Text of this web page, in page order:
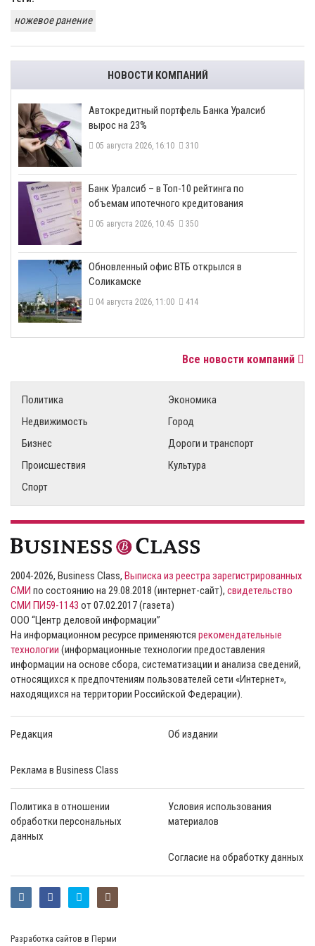
ножевое ранение
НОВОСТИ КОМПАНИЙ
​Автокредитный портфель Банка Уралсиб
вырос на 23%
05 августа 2026, 16:10 310
​Банк Уралсиб – в Топ-10 рейтинга по
объемам ипотечного кредитования
05 августа 2026, 10:45 350
​Обновленный офис ВТБ открылся в
Соликамске
04 августа 2026, 11:00 414
Все новости компаний
Политика
Экономика
Недвижимость
Город
Бизнес
Дороги и транспорт
Происшествия
Культура
Спорт
2004-2026, Business Class, Выписка из реестра зарегистрированных
СМИ по состоянию на 29.08.2018 (интернет-сайт), свидетельство
СМИ ПИ59-1143 от 07.02.2017 (газета)
ООО “Центр деловой информации”
На информационном ресурсе применяются рекомендательные
технологии (информационные технологии предоставления
информации на основе сбора, систематизации и анализа сведений,
относящихся к предпочтениям пользователей сети «Интернет»,
находящихся на территории Российской Федерации).
Редакция Об издании
Реклама в Business Class
Политика в отношении
обработки персональных
данных
Условия использования
материалов
Согласие на обработку данных
Разработка сайтов в Перми